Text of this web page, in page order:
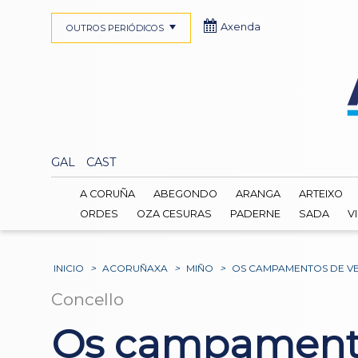
GAL CAST
OUTROS PERIÓDICOS Axenda
A CORUÑA ABEGONDO ARANGA
ARTEIXO
ORDES
OZA CESURAS PADERNE SADA
INICIO > ACORUÑAXA > MIÑO > OS CAMPAMENTOS DE
Concello
Os